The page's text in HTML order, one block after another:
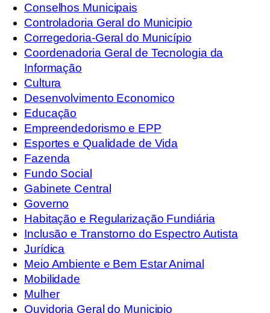
Conselhos Municipais
Controladoria Geral do Municipio
Corregedoria-Geral do Município
Coordenadoria Geral de Tecnologia da
Informação
Cultura
Desenvolvimento Economico
Educação
Empreendedorismo e EPP
Esportes e Qualidade de Vida
Fazenda
Fundo Social
Gabinete Central
Governo
Habitação e Regularização Fundiária
Inclusão e Transtorno do Espectro Autista
Jurídica
Meio Ambiente e Bem Estar Animal
Mobilidade
Mulher
Ouvidoria Geral do Municipio